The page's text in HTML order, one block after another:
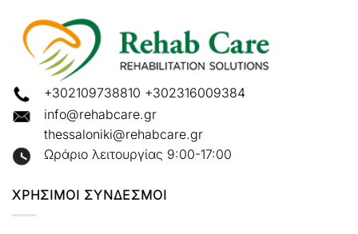
+302109738810 +302316009384
info@rehabcare.gr
thessaloniki@rehabcare.gr
Ωράριο λειτουργίας 9:00-17:00
ΧΡΗΣΙΜΟΙ ΣΥΝΔΕΣΜΟΙ